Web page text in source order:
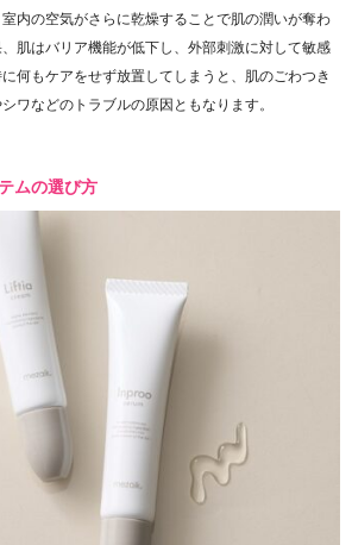
内の空気がさらに乾燥することで肌の潤いが奪わ
肌はバリア機能が低下し、外部刺激に対して敏感
何もケアをせず放置してしまうと、肌のごわつき
ワなどのトラブルの原因ともなります。
ムの選び方